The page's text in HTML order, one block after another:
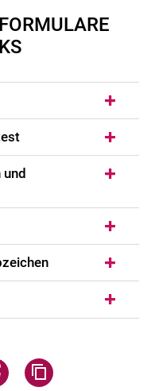
teilen
WhatsApp teilen
Seite über Facebook